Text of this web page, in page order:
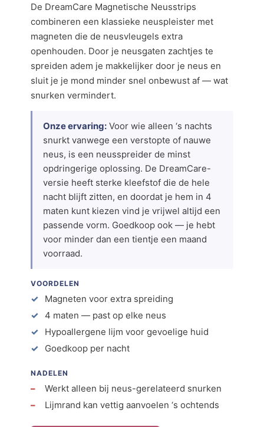
De DreamCare Magnetische Neusstrips
combineren een klassieke neuspleister met
magneten die de neusvleugels extra
openhouden. Door je neusgaten zachtjes te
spreiden adem je makkelijker door je neus en
sluit je je mond minder snel onbewust af — wat
snurken vermindert.
Onze ervaring: Voor wie alleen ‘s nachts
snurkt vanwege een verstopte of nauwe
neus, is een neusspreider de minst
opdringerige oplossing. De DreamCare-
versie heeft sterke kleefstof die de hele
nacht blijft zitten, en doordat je hem in 4
maten kunt kiezen vind je vrijwel altijd een
passende vorm. Goedkoop ook — je hebt
voor minder dan een tientje een maand
voorraad.
VOORDELEN
Magneten voor extra spreiding
4 maten — past op elke neus
Hypoallergene lijm voor gevoelige huid
Goedkoop per nacht
NADELEN
Werkt alleen bij neus-gerelateerd snurken
Lijmrand kan vettig aanvoelen ‘s ochtends